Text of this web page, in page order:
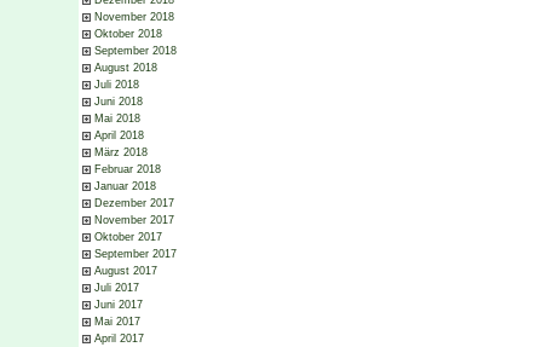
November 2018
Oktober 2018
September 2018
August 2018
Juli 2018
Juni 2018
Mai 2018
April 2018
März 2018
Februar 2018
Januar 2018
Dezember 2017
November 2017
Oktober 2017
September 2017
August 2017
Juli 2017
Juni 2017
Mai 2017
April 2017